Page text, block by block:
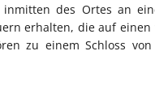
inmitten des Ortes an
erhalten, die auf
zu einem Schloss